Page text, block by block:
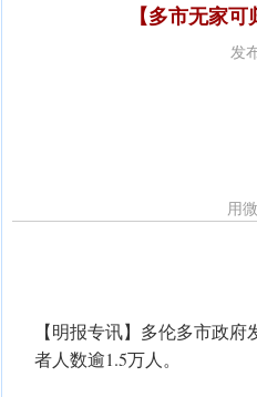
【多市无家
发
用
【明报专讯】多伦多市政
者人数逾1.5万人。